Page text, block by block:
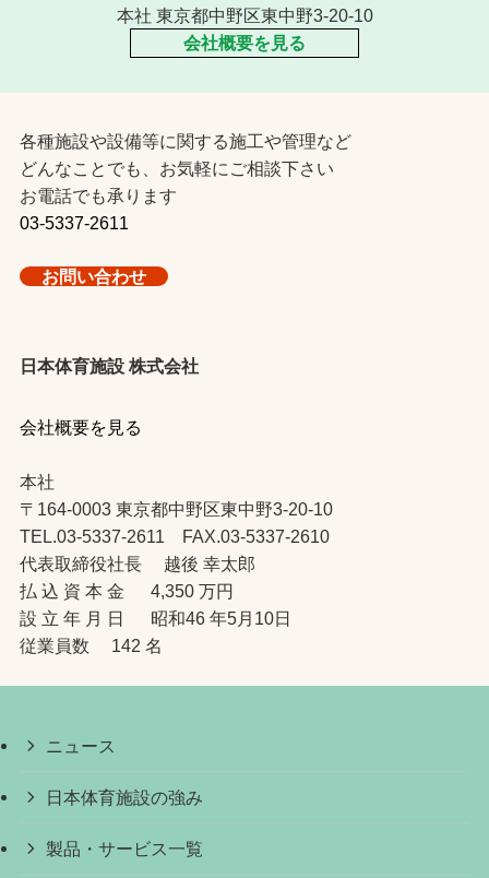
本社 東京都中野区東中野3-20-10
会社概要を見る
各種施設や設備等に関する施工や管理など
どんなことでも、お気軽にご相談下さい
お電話でも承ります
03-5337-2611
お問い合わせ
日本体育施設 株式会社
会社概要を見る
本社
〒164-0003 東京都中野区東中野3-20-10
TEL.03-5337-2611 FAX.03-5337-2610
代表取締役社長 越後 幸太郎
払 込 資 本 金 4,350 万円
設 立 年 月 日 昭和46 年5月10日
従業員数 142 名
ニュース
日本体育施設の強み
製品・サービス一覧